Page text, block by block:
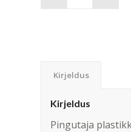
Kirjeldus
Kirjeldus
Pingutaja